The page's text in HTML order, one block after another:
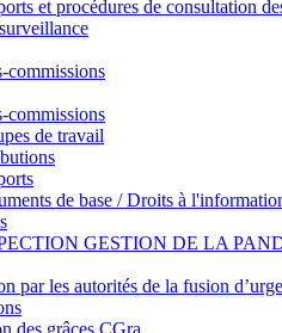
et procédures de consultation
commissions
commissions
de travail
de base / Droits à
GESTION DE LA
par les autorités de la fusion